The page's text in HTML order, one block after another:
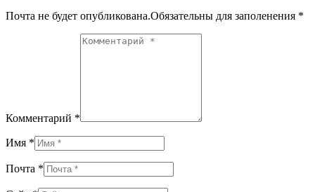
Почта не будет опубликована.Обязательны для заполенения *
Комментарий *
Имя *
Почта *